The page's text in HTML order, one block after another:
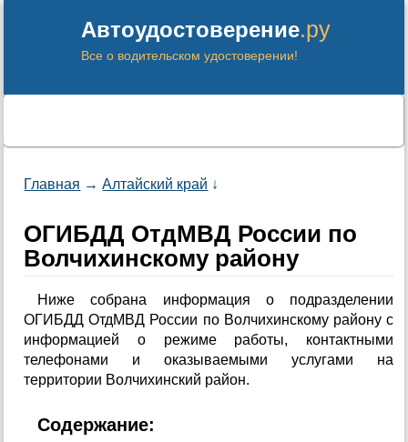
Автоудостоверение.ру
Все о водительском удостоверении!
Главная →Алтайский край ↓
ОГИБДД ОтдМВД России по
Волчихинскому району
Ниже собрана информация о подразделении
ОГИБДД ОтдМВД России по Волчихинскому району с
информацией о режиме работы, контактными
телефонами и оказываемыми услугами на
территории Волчихинский район.
Содержание: